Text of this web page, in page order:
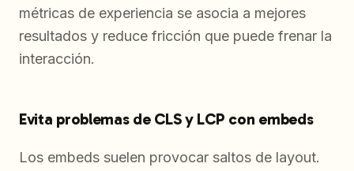
métricas de experiencia se asocia a mejores
resultados y reduce fricción que puede frenar la
interacción.
Evita problemas de CLS y LCP con embeds
Los embeds suelen provocar saltos de layout.